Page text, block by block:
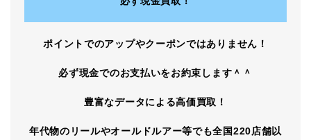
ポイントでのアップやクーポンではありません！
必ず現金でのお支払いをお約束します＾＾
豊富なデータによる高価買取！
年代物のリールやオールドルアー等でも全国220店舗以